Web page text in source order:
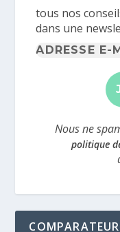
tous nos
dans une
Nous ne
politique